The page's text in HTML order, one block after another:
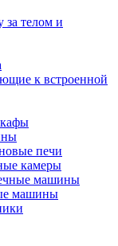
за телом и
к встроенной
печи
камеры
машины
машины